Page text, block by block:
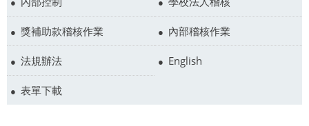
獎補助款稽核作業 內部稽核作業
法規辦法 English
表單下載